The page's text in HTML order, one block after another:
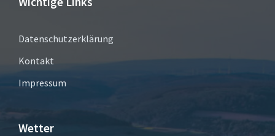
Datenschutzerklärung
Kontakt
Impressum
Wetter